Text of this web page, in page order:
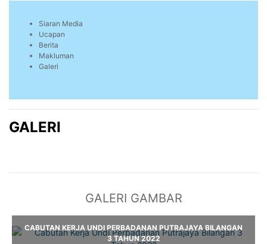
Siaran Media
Ucapan
Berita
Makluman
Galeri
GALERI
GALERI GAMBAR
CABUTAN KERJA UNDI PERBADANAN PUTRAJAYA BILANGAN
3 TAHUN 2022